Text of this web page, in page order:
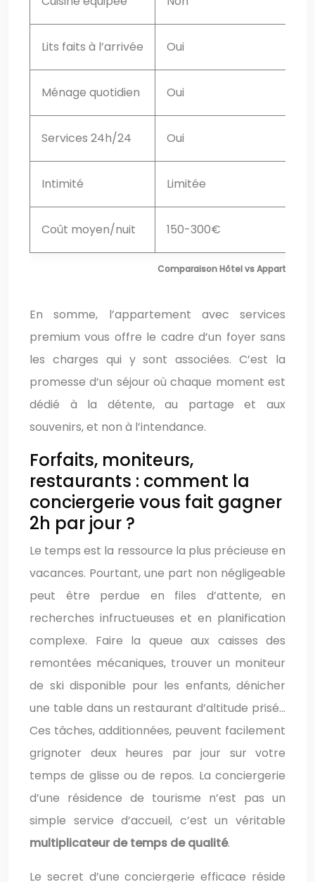
Comparaison Hôtel vs
Lits faits à l’arrivée Oui
Ménage quotidien Oui
Services 24h/24 Oui
Intimité Limitée
Coût moyen/nuit 150-300€
En somme, l’appartement avec services
premium vous offre le cadre d’un foyer sans
les charges qui y sont associées. C’est la
promesse d’un séjour où chaque moment est
dédié à la détente, au partage et aux
souvenirs, et non à l’intendance.
Forfaits, moniteurs,
restaurants : comment la
conciergerie vous fait gagner
2h par jour ?
Le temps est la ressource la plus précieuse en
vacances. Pourtant, une part non négligeable
peut être perdue en files d’attente, en
recherches infructueuses et en planification
complexe. Faire la queue aux caisses des
remontées mécaniques, trouver un moniteur
de ski disponible pour les enfants, dénicher
une table dans un restaurant d’altitude prisé…
Ces tâches, additionnées, peuvent facilement
grignoter deux heures par jour sur votre
temps de glisse ou de repos. La conciergerie
d’une résidence de tourisme n’est pas un
simple service d’accueil, c’est un véritable
multiplicateur de temps de qualité.
Le secret d’une conciergerie efficace réside